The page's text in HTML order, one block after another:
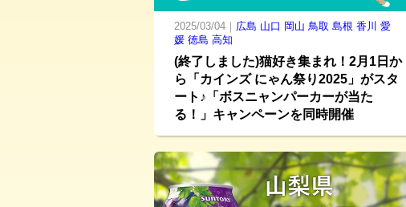
2025/03/04｜ 広島 山口 岡山 鳥取 島根 香川 愛
媛 徳島 高知
(終了しました)猫好き集まれ！2月1日か
ら「カインズ にゃん祭り2025」がスタ
ート♪「ボスニャンパーカーが当た
る！」キャンペーンを同時開催